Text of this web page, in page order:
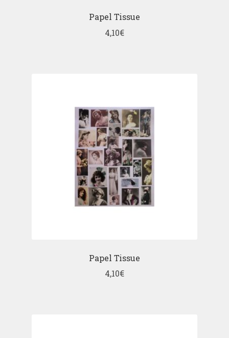
Papel Tissue
4,10€
Papel Tissue
4,10€